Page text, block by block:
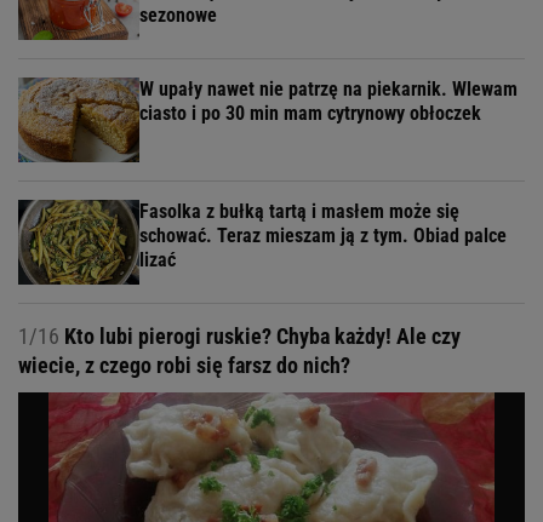
sezonowe
W upały nawet nie patrzę na piekarnik. Wlewam
ciasto i po 30 min mam cytrynowy obłoczek
Fasolka z bułką tartą i masłem może się
schować. Teraz mieszam ją z tym. Obiad palce
lizać
1/16 Kto lubi pierogi ruskie? Chyba każdy! Ale czy
wiecie, z czego robi się farsz do nich?